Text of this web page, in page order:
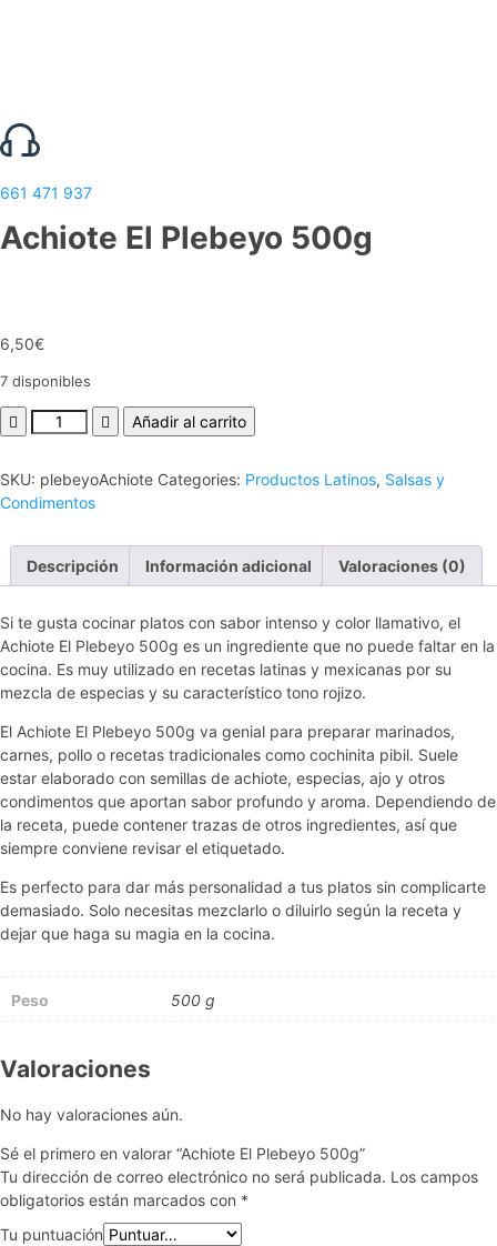
661 471 937
Achiote El Plebeyo 500g
6,50€
7 disponibles
Añadir al carrito
SKU: plebeyoAchiote Categories: Productos Latinos, Salsas y
Condimentos
Descripción Información adicional Valoraciones (0)
Si te gusta cocinar platos con sabor intenso y color llamativo, el
Achiote El Plebeyo 500g es un ingrediente que no puede faltar en la
cocina. Es muy utilizado en recetas latinas y mexicanas por su
mezcla de especias y su característico tono rojizo.
El Achiote El Plebeyo 500g va genial para preparar marinados,
carnes, pollo o recetas tradicionales como cochinita pibil. Suele
estar elaborado con semillas de achiote, especias, ajo y otros
condimentos que aportan sabor profundo y aroma. Dependiendo de
la receta, puede contener trazas de otros ingredientes, así que
siempre conviene revisar el etiquetado.
Es perfecto para dar más personalidad a tus platos sin complicarte
demasiado. Solo necesitas mezclarlo o diluirlo según la receta y
dejar que haga su magia en la cocina.
Peso 500 g
Valoraciones
No hay valoraciones aún.
Sé el primero en valorar “Achiote El Plebeyo 500g”
Tu dirección de correo electrónico no será publicada. Los campos
obligatorios están marcados con *
Tu puntuación